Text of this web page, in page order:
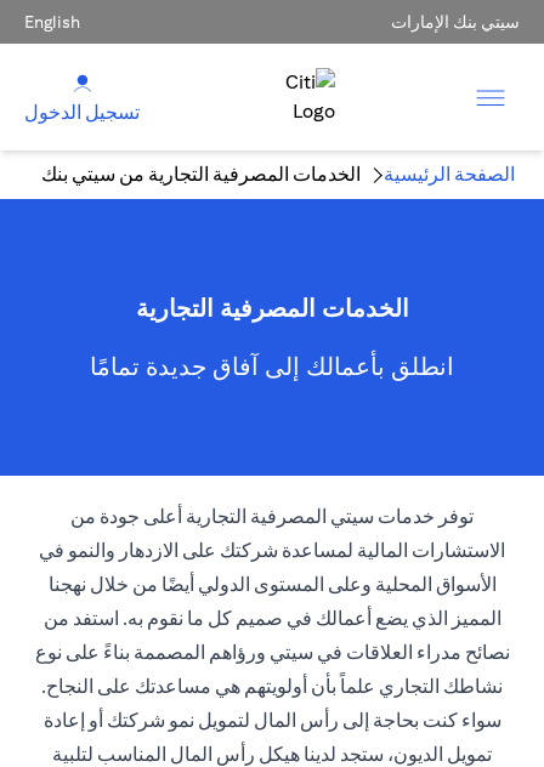
سيتي بنك الإمارات English
تسجيل الدخول
الصفحة الرئيسية الخدمات المصرفية التجارية من سيتي بنك
الخدمات المصرفية التجارية
انطلق بأعمالك إلى آفاق جديدة تمامًا
توفر خدمات سيتي المصرفية التجارية أعلى جودة من
الاستشارات المالية لمساعدة شركتك على الازدهار والنمو في
الأسواق المحلية وعلى المستوى الدولي أيضًا من خلال نهجنا
المميز الذي يضع أعمالك في صميم كل ما نقوم به. استفد من
نصائح مدراء العلاقات في سيتي ورؤاهم المصممة بناءً على نوع
نشاطك التجاري علماً بأن أولويتهم هي مساعدتك على النجاح.
سواء كنت بحاجة إلى رأس المال لتمويل نمو شركتك أو إعادة
تمويل الديون، ستجد لدينا هيكل رأس المال المناسب لتلبية